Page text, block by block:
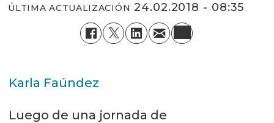
ÚLTIMA ACTUALIZACIÓN 24.02.2018 - 08:35
Karla Faúndez
Luego de una jornada de